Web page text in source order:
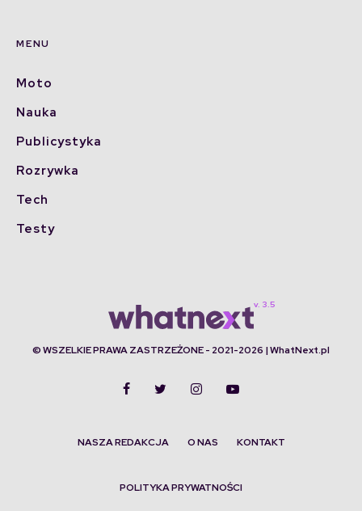
MENU
Moto
Nauka
Publicystyka
Rozrywka
Tech
Testy
© WSZELKIE PRAWA ZASTRZEŻONE - 2021-2026 | WhatNext.pl
NASZA REDAKCJA O NAS KONTAKT
POLITYKA PRYWATNOŚCI